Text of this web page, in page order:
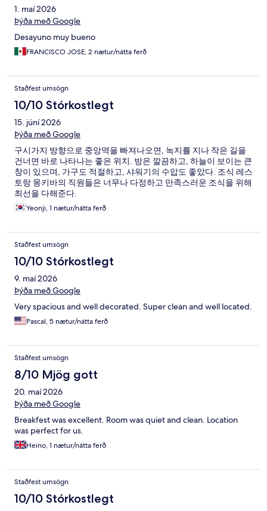
1. maí 2026
Þýða með Google
Desayuno muy bueno
FRANCISCO JOSE, 2 nætur/nátta ferð
Staðfest umsögn
10/10 Stórkostlegt
15. júní 2026
Þýða með Google
구시가지 방향으로 중앙역을 빠져나오면, 녹지를 지나 작은 길을
건너면 바로 나타나는 좋은 위치. 방은 깔끔하고, 하늘이 보이는 큰
창이 있으며, 가구도 적절하고, 샤워기의 수압도 좋았다. 조식 레스
토랑 몽키바의 직원들은 너무나 다정하고 만족스러운 조식을 위해
최선을 다해준다.
Yeonji, 1 nætur/nátta ferð
Staðfest umsögn
10/10 Stórkostlegt
9. maí 2026
Þýða með Google
Very spacious and well decorated. Super clean and well located.
Pascal, 5 nætur/nátta ferð
Staðfest umsögn
8/10 Mjög gott
20. maí 2026
Þýða með Google
Breakfest was excellent. Room was quiet and clean. Location
was perfect for us.
Heino, 1 nætur/nátta ferð
Staðfest umsögn
10/10 Stórkostlegt